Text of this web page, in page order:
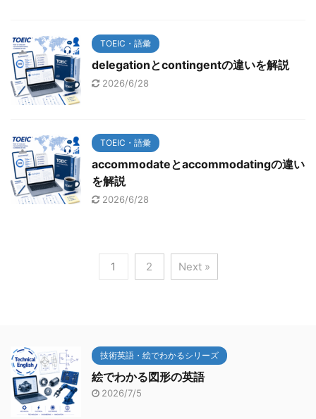
TOEIC・語彙
delegationとcontingentの違いを解説
2026/6/28
TOEIC・語彙
accommodateとaccommodatingの違い
を解説
2026/6/28
1 2 Next »
技術英語・絵でわかるシリーズ
絵でわかる図形の英語
2026/7/5